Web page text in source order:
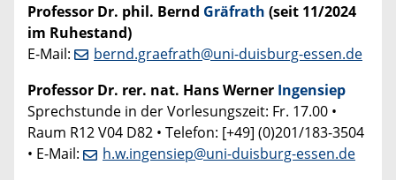
Professor Dr. phil. Bernd Gräfrath (seit 11/2024
im Ruhestand)
E-Mail:
bernd.graefrath@uni-duisburg-essen.de
Professor Dr. rer. nat. Hans Werner Ingensiep
Sprechstunde in der Vorlesungszeit: Fr. 17.00 •
Raum R12 V04 D82 • Telefon: [+49] (0)201/183-3504
• E-Mail:
h.w.ingensiep@uni-duisburg-essen.de